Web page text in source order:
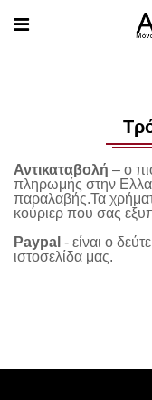
Αντικαταβολή – ο
πληρωμής στην
παραλαβής.Τα
κούριερ που σας
Paypal - είναι ο
ιστοσελίδα μας.